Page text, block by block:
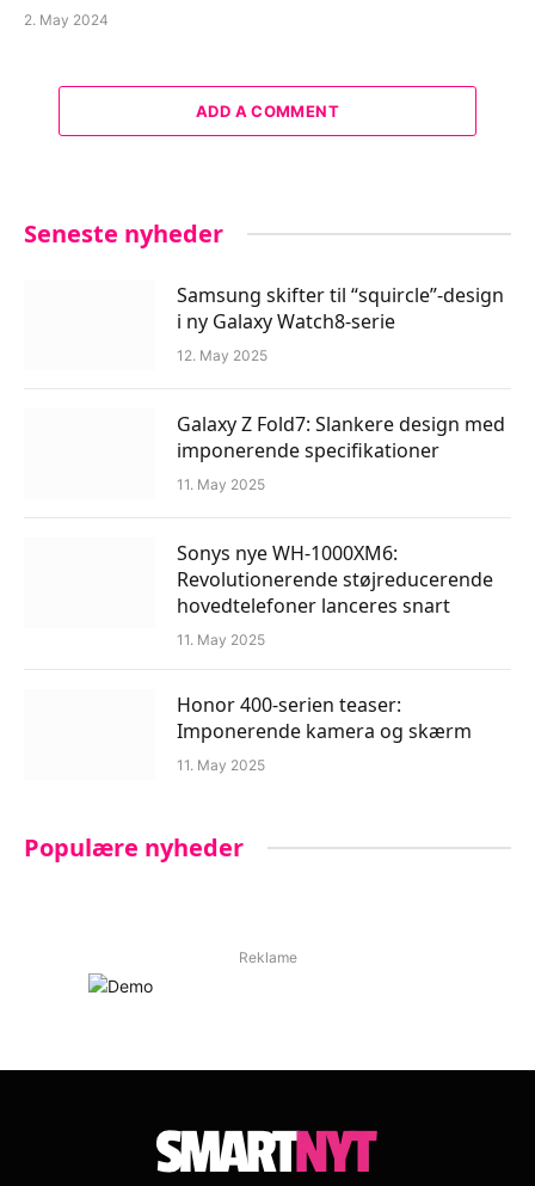
2. May 2024
ADD A COMMENT
Seneste nyheder
Samsung skifter til “squircle”-design
i ny Galaxy Watch8-serie
12. May 2025
Galaxy Z Fold7: Slankere design med
imponerende specifikationer
11. May 2025
Sonys nye WH-1000XM6:
Revolutionerende støjreducerende
hovedtelefoner lanceres snart
11. May 2025
Honor 400-serien teaser:
Imponerende kamera og skærm
11. May 2025
Populære nyheder
Reklame